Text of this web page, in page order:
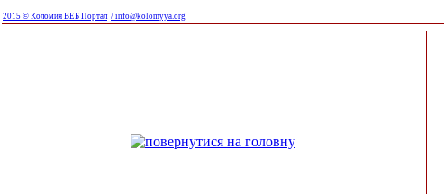
2015 © Коломия ВЕБ Портал / info@kolomyya.org